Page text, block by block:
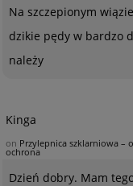
Na szczepionym
dzikie pędy w bardzo
należy
Kinga
on Przylepnica szklarniowa –
ochrona
Dzień dobry. Mam